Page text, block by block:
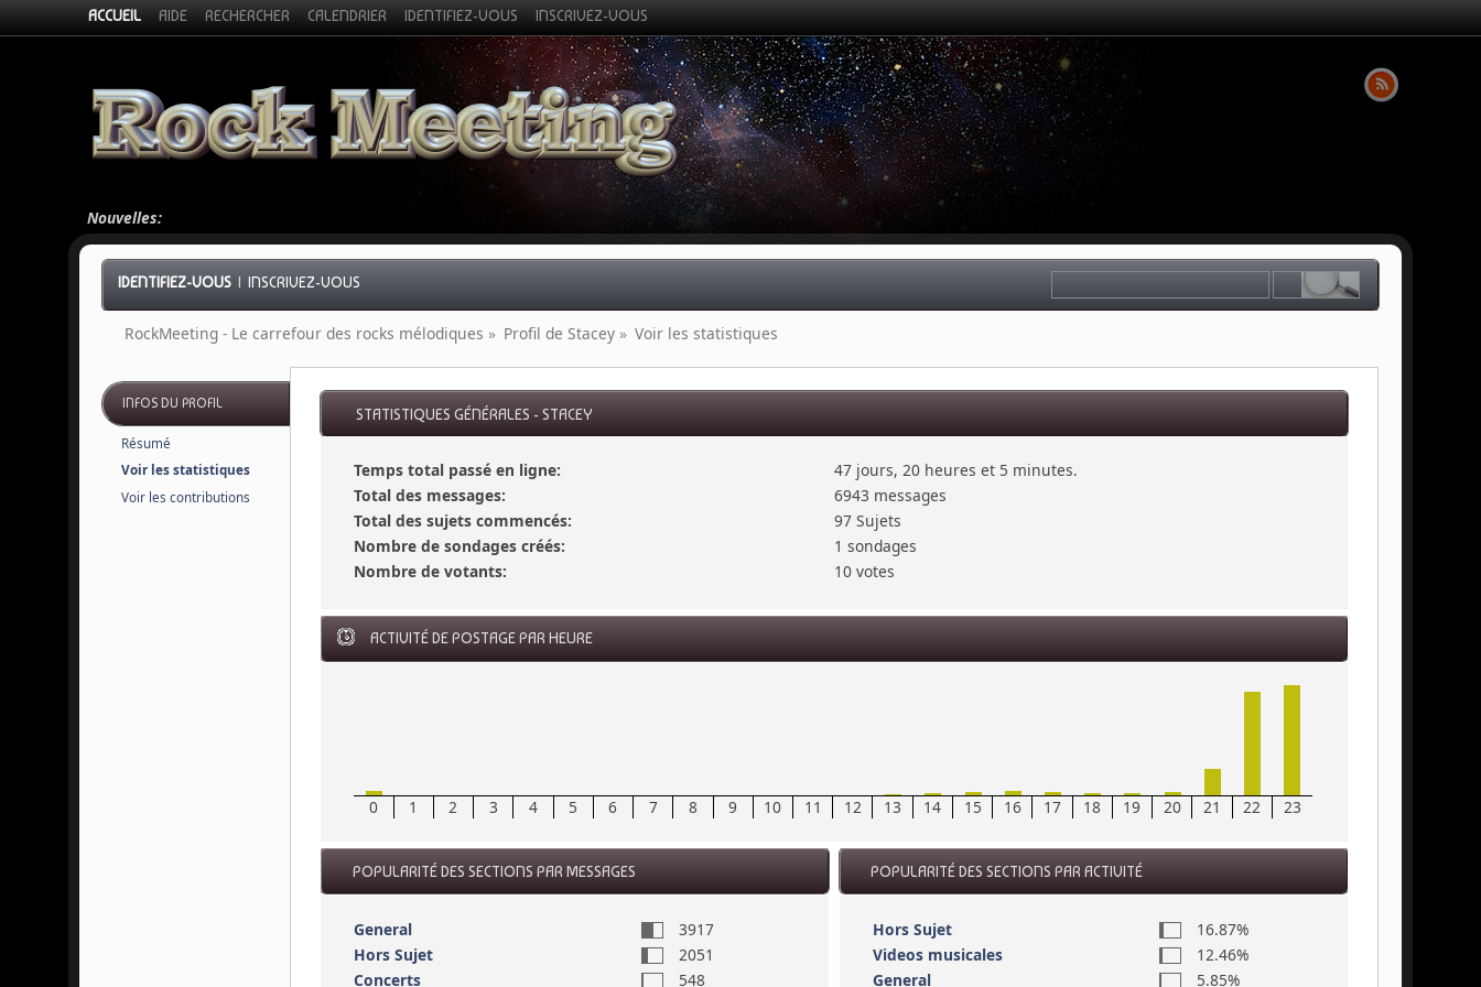
ACCUEIL AIDE RECHERCHER CALENDRIER IDENTIFIEZ-VOUS INSCRIVEZ-VOUS
Nouvelles:
IDENTIFIEZ-VOUS |INSCRIVEZ-VOUS
RockMeeting - Le carrefour des rocks mélodiques » Profil de Stacey » Voir les statistiques
INFOS DU PROFIL
Résumé
Voir les statistiques
Voir les contributions
STATISTIQUES GÉNÉRALES - STACEY
Temps total passé en ligne:
47 jours, 20 heures et 5 minutes.
Total des messages:
6943 messages
Total des sujets commencés:
97 Sujets
Nombre de sondages créés:
1 sondages
Nombre de votants:
10 votes
ACTIVITÉ DE POSTAGE PAR HEURE
0 1 2 3 4 5 6 7 8 9 10 11 12 13 14 15 16 17 18 19 20 21 22 23
POPULARITÉ DES SECTIONS PAR MESSAGES
General
3917
Hors Sujet
2051
Concerts
548
POPULARITÉ DES SECTIONS PAR ACTIVITÉ
Hors Sujet
16.87%
Videos musicales
12.46%
General
5.85%